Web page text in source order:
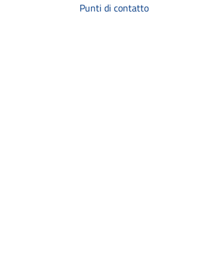
Punti di contatto